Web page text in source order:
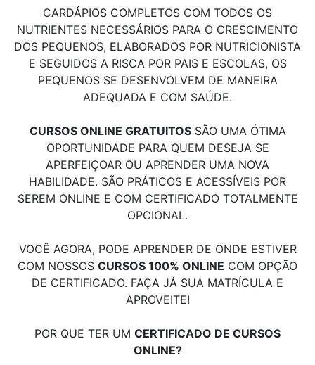
CARDÁPIOS COMPLETOS COM TODOS OS
NUTRIENTES NECESSÁRIOS PARA O CRESCIMENTO
DOS PEQUENOS, ELABORADOS POR NUTRICIONISTA
E SEGUIDOS A RISCA POR PAIS E ESCOLAS, OS
PEQUENOS SE DESENVOLVEM DE MANEIRA
ADEQUADA E COM SAÚDE.
CURSOS ONLINE GRATUITOSSÃO UMA ÓTIMA
OPORTUNIDADE PARA QUEM DESEJA SE
APERFEIÇOAR OU APRENDER UMA NOVA
HABILIDADE. SÃO PRÁTICOS E ACESSÍVEIS POR
SEREM ONLINE E COM CERTIFICADO TOTALMENTE
OPCIONAL.
VOCÊ AGORA, PODE APRENDER DE ONDE ESTIVER
COM NOSSOS CURSOS 100% ONLINE COM OPÇÃO
DE CERTIFICADO. FAÇA JÁ SUA MATRÍCULA E
APROVEITE!
POR QUE TER UM CERTIFICADO DE CURSOS
ONLINE?